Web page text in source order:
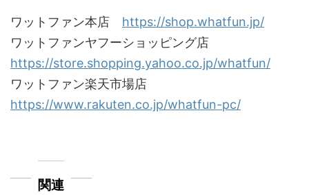
ワットファン本店 https://shop.whatfun.jp/
ワットファンヤフーショッピング店
https://store.shopping.yahoo.co.jp/whatfun/
ワットファン楽天市場店
https://www.rakuten.co.jp/whatfun-pc/
関連